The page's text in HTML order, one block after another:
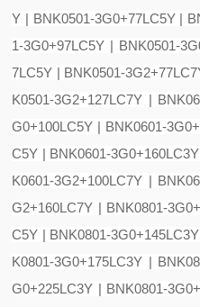
Y | BNK0501-3G0+77LC5Y |
1-3G0+97LC5Y | BNK0501-
7LC5Y | BNK0501-
K0501-3G2+127LC7Y |
G0+100LC5Y | BNK0601-
C5Y | BNK0601-
K0601-3G2+100LC7Y |
G2+160LC7Y | BNK0801-
C5Y | BNK0801-
K0801-3G0+175LC3Y |
G0+225LC3Y | BNK0801-